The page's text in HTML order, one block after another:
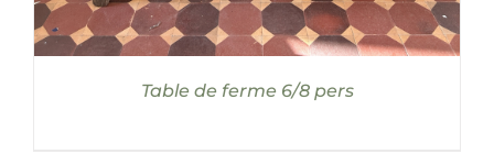
Table de ferme 6/8 pers